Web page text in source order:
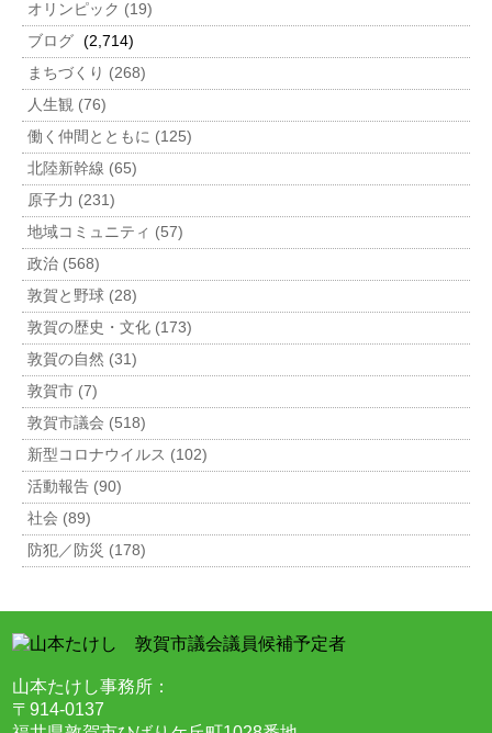
オリンピック (19)
ブログ (2,714)
まちづくり (268)
人生観 (76)
働く仲間とともに (125)
北陸新幹線 (65)
原子力 (231)
地域コミュニティ (57)
政治 (568)
敦賀と野球 (28)
敦賀の歴史・文化 (173)
敦賀の自然 (31)
敦賀市 (7)
敦賀市議会 (518)
新型コロナウイルス (102)
活動報告 (90)
社会 (89)
防犯／防災 (178)
山本たけし事務所：
〒914-0137